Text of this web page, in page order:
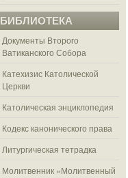
БИБЛИОТЕКА
Документы Второго
Ватиканского Собора
Катехизис Католической
Церкви
Католическая энциклопедия
Кодекс канонического права
Литургическая тетрадка
Молитвенник «Молитвенный